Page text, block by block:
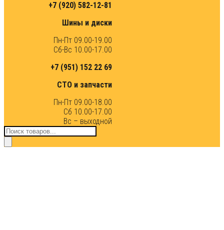
+7 (920) 582-12-81
Шины и диски
Пн-Пт 09.00-19.00
Сб-Вс 10.00-17.00
+7 (951) 152 22 69
СТО и запчасти
Пн-Пт 09.00-18.00
Сб 10.00-17.00
Вс – выходной
Поиск
товаров